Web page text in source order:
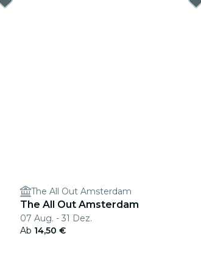
The All Out Amsterdam
The All Out Amsterdam
07 Aug. - 31 Dez.
Ab 14,50 €